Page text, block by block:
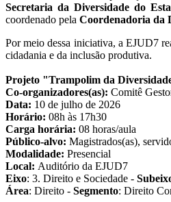
Secretaria da Diversidade do
coordenado pela Coordenadoria da
Por meio dessa iniciativa, a EJUD7
cidadania e da inclusão produtiva.
Projeto "Trampolim da
Co-organizadores(as): Comitê
Data: 10 de julho de 2026
Horário: 08h às 17h30
Carga horária: 08 horas/aula
Público-alvo: Magistrados(as),
Modalidade: Presencial
Local: Auditório da EJUD7
Eixo: 3. Direito e Sociedade -
Área: Direito - Segmento: Direito